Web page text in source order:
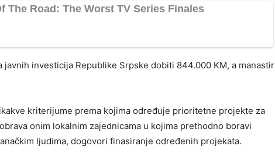
javnih investicija Republike Srpske dobiti 844.000 KM, a manastir
kriterijume prema kojima određuje prioritetne projekte za
onim lokalnim zajednicama u kojima prethodno boravi
ljudima, dogovori finasiranje određenih projekata.